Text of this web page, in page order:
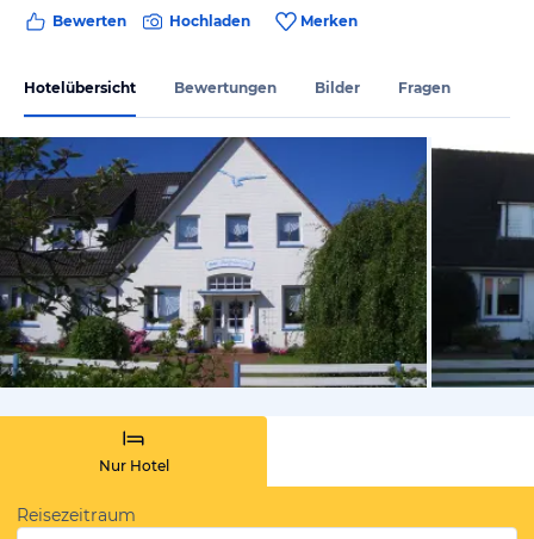
Bewerten Hochladen Merken
Hotelübersicht Bewertungen Bilder Fragen
vom
Nur Hotel
Reisezeitraum